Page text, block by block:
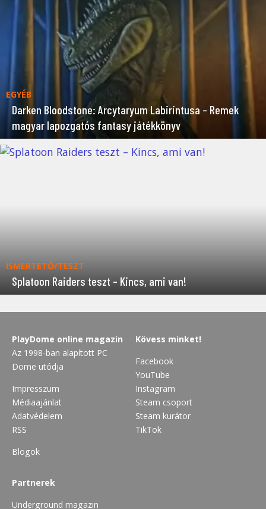
EGYÉB
Darken Bloodstone: Arcytaryum Labirintusa – Remek
magyar lapozgatós fantasy játékkönyv
ISMERTETŐ/TESZT
Splatoon Raiders teszt – Kincs, ami van!
PlayDome online magazin
Az 1998-ban alapított PC
Dome utódja
Impresszum
Médiaajánlat
Adatvédelem
RSS
Blogok
Kövess minket!
Facebook
YouTube
Instagram
Steam csoport
Steam kurátor
TikTok
Partnerek
Underground magazin